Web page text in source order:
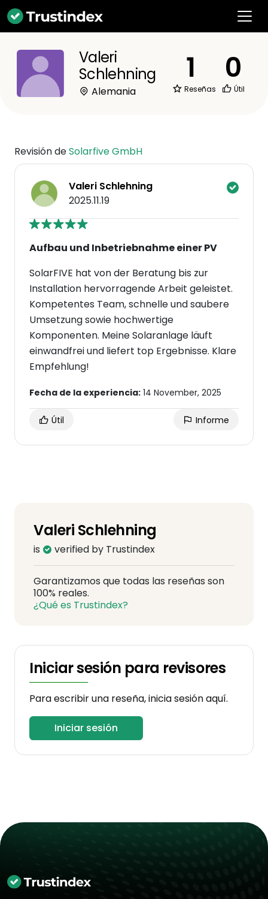
Valeri
Schlehning
Alemania
1
Reseñas
0
Útil
Revisión deSolarfive GmbH
Valeri Schlehning
2025.11.19
Aufbau und Inbetriebnahme einer PV
SolarFIVE hat von der Beratung bis zur
Installation hervorragende Arbeit geleistet.
Kompetentes Team, schnelle und saubere
Umsetzung sowie hochwertige
Komponenten. Meine Solaranlage läuft
einwandfrei und liefert top Ergebnisse. Klare
Empfehlung!
Fecha de la experiencia: 14 November, 2025
Útil Informe
Valeri Schlehning
is verified by Trustindex
Garantizamos que todas las reseñas son
100% reales.
¿Qué es Trustindex?
Iniciar sesión para revisores
Para escribir una reseña, inicia sesión aquí.
Iniciar sesión